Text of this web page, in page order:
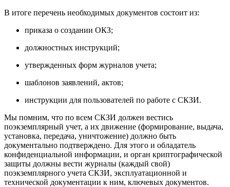
В итоге перечень необходимых документов состоит из:
приказа о создании ОКЗ;
должностных инструкций;
утвержденных форм журналов учета;
шаблонов заявлений, актов;
инструкции для пользователей по работе с СКЗИ.
Мы помним, что по всем СКЗИ должен вестись
поэкземплярный учет, а их движение (формирование, выдача,
установка, передача, уничтожение) должно быть
документально подтверждено. Для этого и обладатель
конфиденциальной информации, и орган криптографической
защиты должны вести журналы (каждый свой)
поэкземплярного учета СКЗИ, эксплуатационной и
технической документации к ним, ключевых документов.